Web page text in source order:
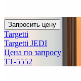
Запросить цену
Targetti
Targetti JEDI
Цена по запросу
TT-5552